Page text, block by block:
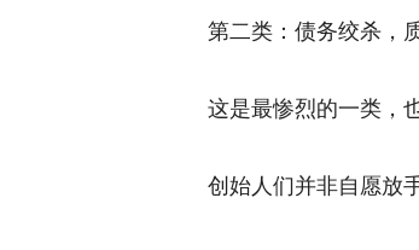
第二类：债务绞杀，
这是最惨烈的一类，
创始人们并非自愿放